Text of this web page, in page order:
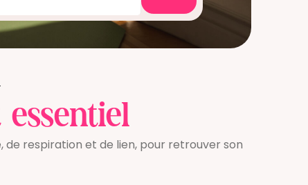
respiration et de lien, pour retrouver son